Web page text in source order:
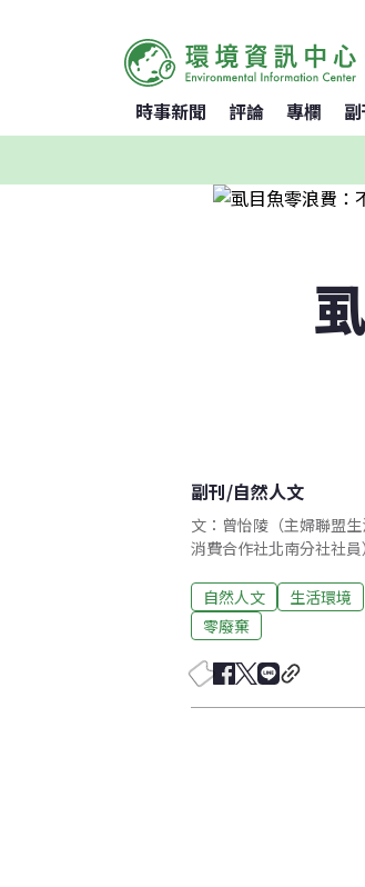
時事新聞 評論 專欄
副刊/自然人文
文：曾怡陵（主婦聯盟
消費合作社北南分社社員）
自然人文
生活環境
零廢棄